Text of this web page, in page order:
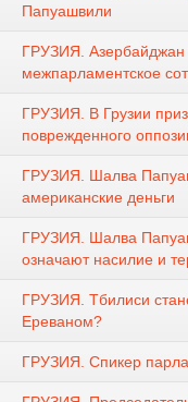
Папуашвили
ГРУЗИЯ. Азербайджан
межпарламентское
ГРУЗИЯ. В Грузии
поврежденного
ГРУЗИЯ. Шалва
американские деньги
ГРУЗИЯ. Шалва
означают насилие и
ГРУЗИЯ. Тбилиси
Ереваном?
ГРУЗИЯ. Спикер